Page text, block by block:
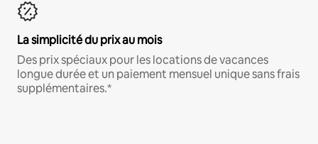
La simplicité du prix au mois
Des prix spéciaux pour les locations de vacances
longue durée et un paiement mensuel unique sans frais
supplémentaires.*